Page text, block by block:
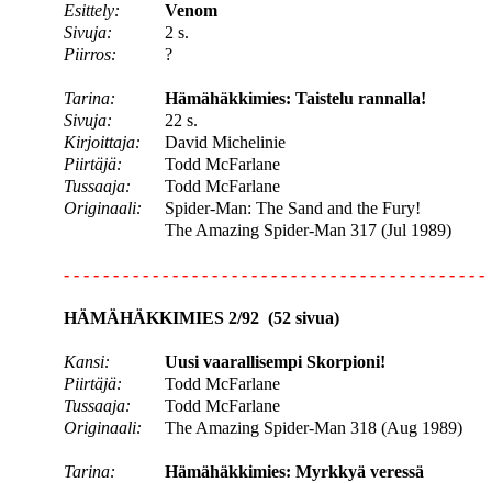
Esittely:
Venom
Sivuja:
2 s.
Piirros:
?
Tarina:
Hämähäkkimies: Taistelu rannalla!
Sivuja:
22 s.
Kirjoittaja:
David Michelinie
Piirtäjä:
Todd McFarlane
Tussaaja:
Todd McFarlane
Originaali:
Spider-Man: The Sand and the Fury!
The Amazing Spider-Man 317 (Jul 1989)
- - - - - - - - - - - - - - - - - - - - - - - - - - - - - - - - - - - - - - - - - - -
HÄMÄHÄKKIMIES 2/92 (52 sivua)
Kansi:
Uusi vaarallisempi Skorpioni!
Piirtäjä:
Todd McFarlane
Tussaaja:
Todd McFarlane
Originaali:
The Amazing Spider-Man 318 (Aug 1989)
Tarina:
Hämähäkkimies: Myrkkyä veressä